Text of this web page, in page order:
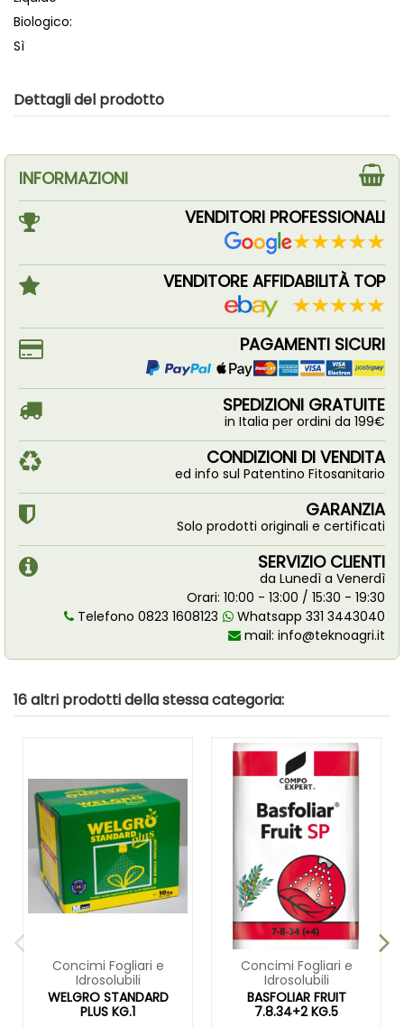
Biologico:
Sì
Dettagli del prodotto
INFORMAZIONI
VENDITORI PROFESSIONALI
VENDITORE AFFIDABILITÀ TOP
PAGAMENTI SICURI
SPEDIZIONI GRATUITE
in Italia per ordini da 199€
CONDIZIONI DI VENDITA
ed info sul Patentino Fitosanitario
GARANZIA
Solo prodotti originali e certificati
SERVIZIO CLIENTI
da Lunedì a Venerdì
Orari: 10:00 - 13:00 / 15:30 - 19:30
Telefono 0823 1608123
Whatsapp 331 3443040
mail: info@teknoagri.it
16 altri prodotti della stessa categoria:
Concimi Fogliari e
Idrosolubili
WELGRO STANDARD
PLUS KG.1
Concimi Fogliari e
Idrosolubili
BASFOLIAR FRUIT
7.8.34+2 KG.5